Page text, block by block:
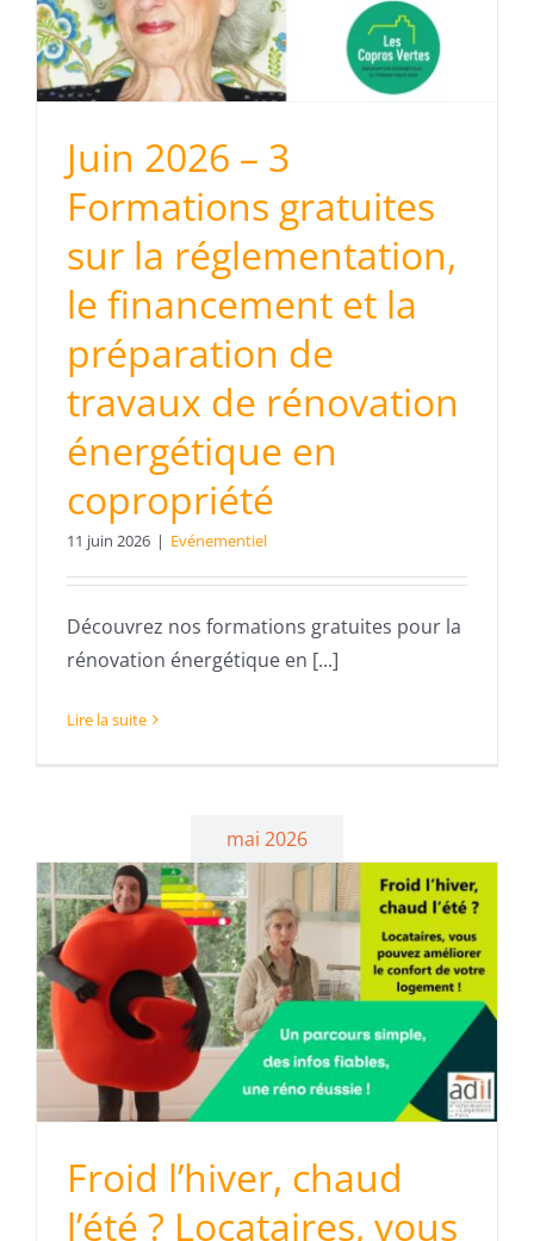
Juin 2026 – 3
Formations gratuites
sur la réglementation,
le financement et la
préparation de
travaux de rénovation
énergétique en
copropriété
11 juin 2026 | Evénementiel
Découvrez nos formations gratuites pour la
rénovation énergétique en [...]
Lire la suite
mai 2026
Froid l’hiver, chaud
l’été ? Locataires, vous